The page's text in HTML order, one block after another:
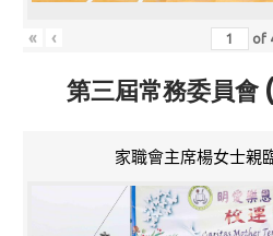
« ‹ of
第三屆常務委員
家職會主席楊女士親